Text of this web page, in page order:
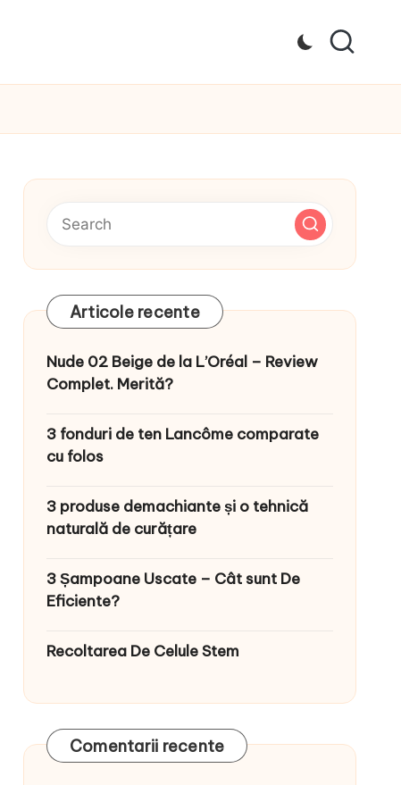
Articole recente
Nude 02 Beige de la L’Oréal – Review
Complet. Merită?
3 fonduri de ten Lancôme comparate
cu folos
3 produse demachiante și o tehnică
naturală de curățare
3 Șampoane Uscate – Cât sunt De
Eficiente?
Recoltarea De Celule Stem
Comentarii recente